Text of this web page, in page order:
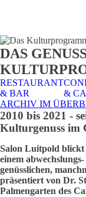
CAFE &
DAS
RESTAURANT
& BAR
&
ARCHIV IM
2010 bis 2021 -
Kulturgenuss im
Salon Luitpold blickt
einem
genüsslichen,
präsentiert von Dr.
Palmengarten des